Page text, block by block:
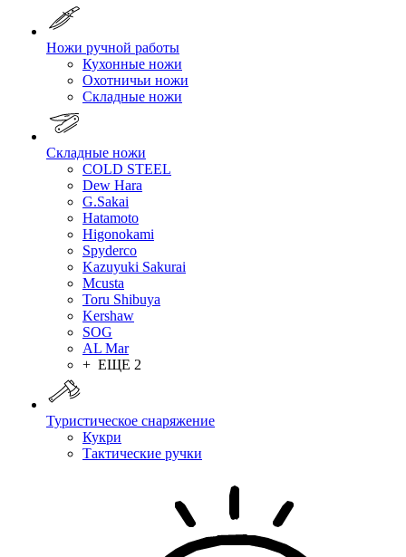
Ножи ручной работы
Кухонные ножи
Охотничьи ножи
Складные ножи
Складные ножи
COLD STEEL
Dew Hara
G.Sakai
Hatamoto
Higonokami
Spyderco
Kazuyuki Sakurai
Mcusta
Toru Shibuya
Kershaw
SOG
AL Mar
+ ЕЩЕ 2
Туристическое снаряжение
Кукри
Тактические ручки